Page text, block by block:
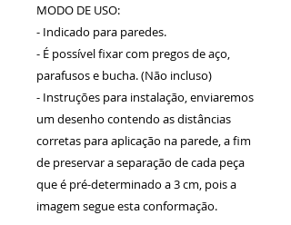
MODO DE USO:
- Indicado para paredes.
- É possível fixar com pregos de aço,
parafusos e bucha. (Não incluso)
- Instruções para instalação, enviaremos
um desenho contendo as distâncias
corretas para aplicação na parede, a fim
de preservar a separação de cada peça
que é pré-determinado a 3 cm, pois a
imagem segue esta conformação.